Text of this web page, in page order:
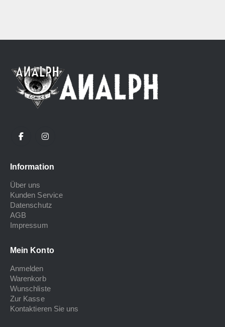
Information
Über uns
Kunden Service
Datenschutz
AGB
Impressum
Mein Konto
Anmelden
Warenkorb
Wunschliste
Zur Kasse
Kontaktieren Sie uns